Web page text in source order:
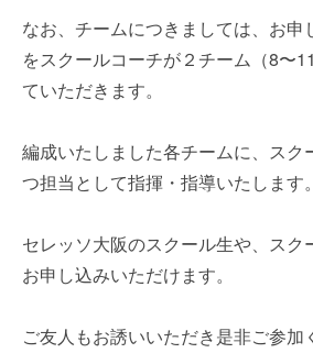
なお、チームにつきましては、お申
をスクールコーチが２チーム（8〜
ていただきます。
編成いたしました各チームに、スク
つ担当として指揮・指導いたします。
セレッソ大阪のスクール生や、スク
お申し込みいただけます。
ご友人もお誘いいただき是非ご参加